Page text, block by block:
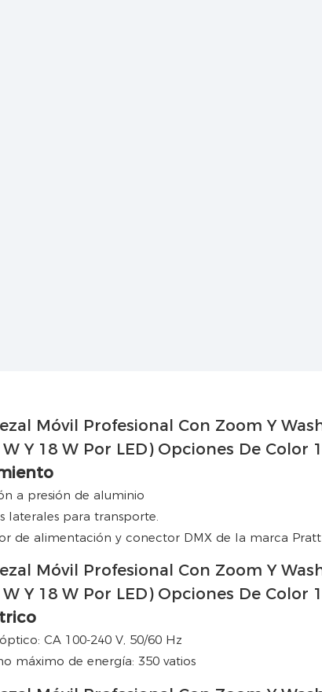
a presión de aluminio
laterales para transporte.
de alimentación y conector DMX de la marca Pratt
CA 100-240 V, 50/60 Hz
máximo de energía: 350 vatios